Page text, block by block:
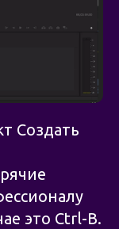
Создать
это Ctrl-B.